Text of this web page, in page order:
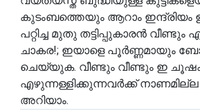
കുടംബത്തെയും ആറാം
പറ്റിച്ച മുതു തട്ടിപ്പുകാരൻ വീണ്ടും
ചാകര!; ഇയാളെ പൂർണ്ണമായും
ചെയ്യുക. വീണ്ടും വീണ്ടും ഇ
എഴുന്നള്ളിക്കുന്നവർക്ക്
അറിയാം.